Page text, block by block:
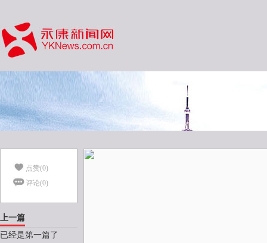
点赞(0)
评论(0)
上一篇
已经是第一篇了